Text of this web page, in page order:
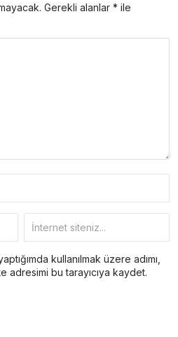
Gerekli alanlar * ile
kullanılmak üzere adımı,
bu tarayıcıya kaydet.